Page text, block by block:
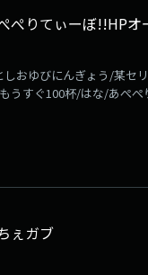
ント@gyoza_rice_annp
メ情報に関する質問」を送
ほかほかのご飯を食べま
スナーの皆さんも、ケ
想のシチュエーション」
ケニア欲を高めていきま
ぺりてぃーぼ!!HPオ
おゆびにんぎょう/某セ
うすぐ100杯/はな/あぺぺ
今週のコーナーは「ほか
いただけます！
channels/c8524951-
ーナーメール、ふつおた
ント@gyoza_rice_annp
メ情報に関する質問」を送
ほかほかのご飯を食べま
ぇガブ